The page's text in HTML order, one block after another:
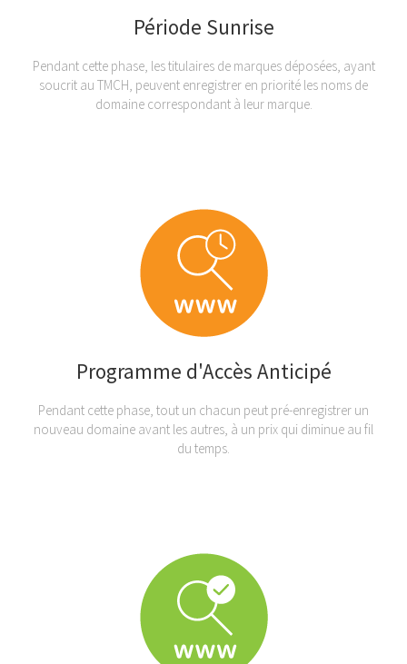
Période Sunrise
Pendant cette phase, les titulaires de marques déposées, ayant
soucrit au TMCH, peuvent enregistrer en priorité les noms de
domaine correspondant à leur marque.
Programme d'Accès Anticipé
Pendant cette phase, tout un chacun peut pré-enregistrer un
nouveau domaine avant les autres, à un prix qui diminue au fil
du temps.